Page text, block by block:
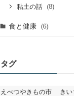
粘土の話 (8)
食と健康 (6)
タグ
えべつやきもの市
き